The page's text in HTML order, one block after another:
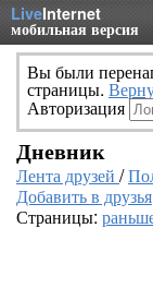
LiveInternet
мобильная версия
Вы были
страницы.
Авторизация
Дневник
Лента друзей /
Добавить в друзья
Страницы: